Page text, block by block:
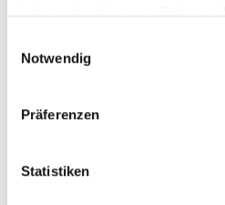
Notwendig
Präferenzen
Statistiken
Aufgaben innerhalb des
Kassenprüfung werden die
Kassenwart:in gegengeprüft
oder abgenommen. Die
die Entlastung der
Mehr über die Rolle der